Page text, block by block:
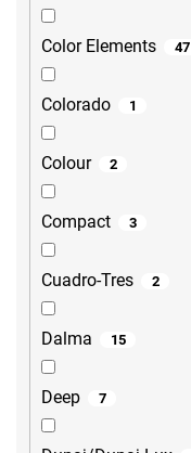
Color Elements 47
Colorado 1
Colour 2
Compact 3
Cuadro-Tres 2
Dalma 15
Deep 7